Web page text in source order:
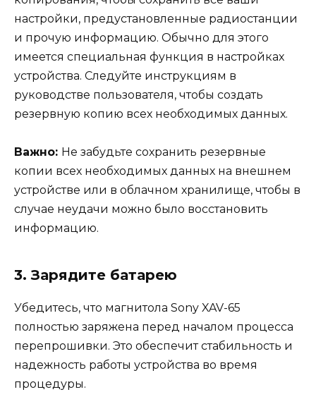
настройки, предустановленные радиостанции
и прочую информацию. Обычно для этого
имеется специальная функция в настройках
устройства. Следуйте инструкциям в
руководстве пользователя, чтобы создать
резервную копию всех необходимых данных.
Важно: Не забудьте сохранить резервные
копии всех необходимых данных на внешнем
устройстве или в облачном хранилище, чтобы в
случае неудачи можно было восстановить
информацию.
3. Зарядите батарею
Убедитесь, что магнитола Sony XAV-65
полностью заряжена перед началом процесса
перепрошивки. Это обеспечит стабильность и
надежность работы устройства во время
процедуры.